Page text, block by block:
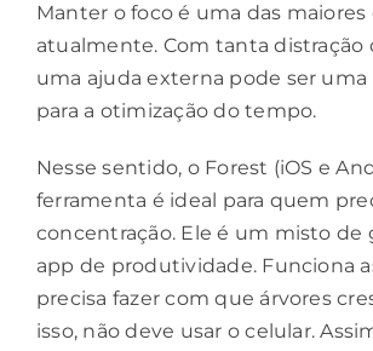
Manter o foco é uma das
atualmente. Com tanta distração
uma ajuda externa pode ser uma
para a otimização do tempo.
Nesse sentido, o Forest (iOS e
ferramenta é ideal para quem
concentração. Ele é um misto de
app de produtividade. Funciona
precisa fazer com que árvores
isso, não deve usar o celular.